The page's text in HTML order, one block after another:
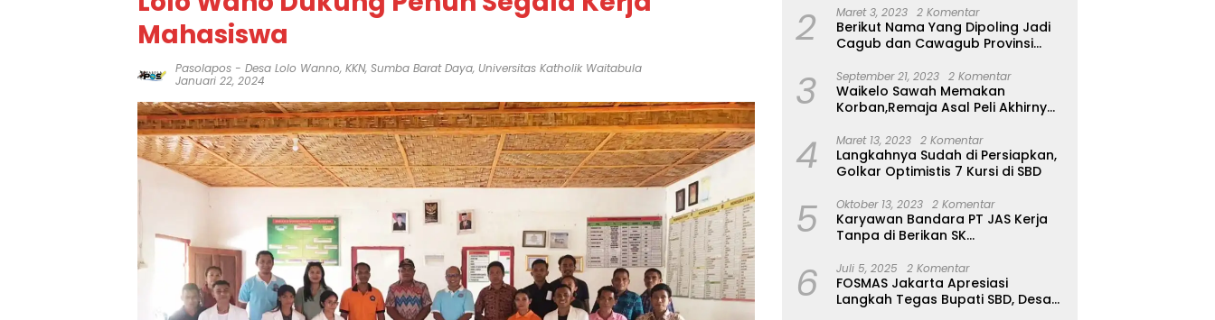
Mahasiswa
Pasolapos - Desa Lolo Wanno, KKN, Sumba Barat Daya, Universitas Katholik Waitabula
Januari 22, 2024
2 Maret 3, 2023 2 Komentar
Berikut Nama Yang Dipoling Jadi
Cagub dan Cawagub Provinsi
3 September 21, 2023 2 Komentar
Waikelo Sawah Memakan
Korban,Remaja Asal Peli Akhirnya
4 Maret 13, 2023 2 Komentar
Langkahnya Sudah di Persiapkan,
Golkar Optimistis 7 Kursi di SBD
5 Oktober 13, 2023 2 Komentar
Karyawan Bandara PT JAS Kerja
Tanpa di Berikan SK
Tangan Tanpa di Bacakan Isinya
6 Juli 5, 2025 2 Komentar
FOSMAS Jakarta Apresiasi
Langkah Tegas Bupati SBD, Desak